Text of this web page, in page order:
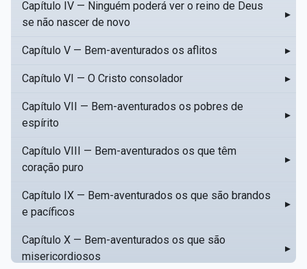
Capítulo IV — Ninguém poderá ver o reino de Deus
se não nascer de novo
▸
Capítulo V — Bem-aventurados os aflitos ▸
Capítulo VI — O Cristo consolador ▸
Capítulo VII — Bem-aventurados os pobres de
espírito
▸
Capítulo VIII — Bem-aventurados os que têm
coração puro
▸
Capítulo IX — Bem-aventurados os que são brandos
e pacíficos
▸
Capítulo X — Bem-aventurados os que são
misericordiosos
▸